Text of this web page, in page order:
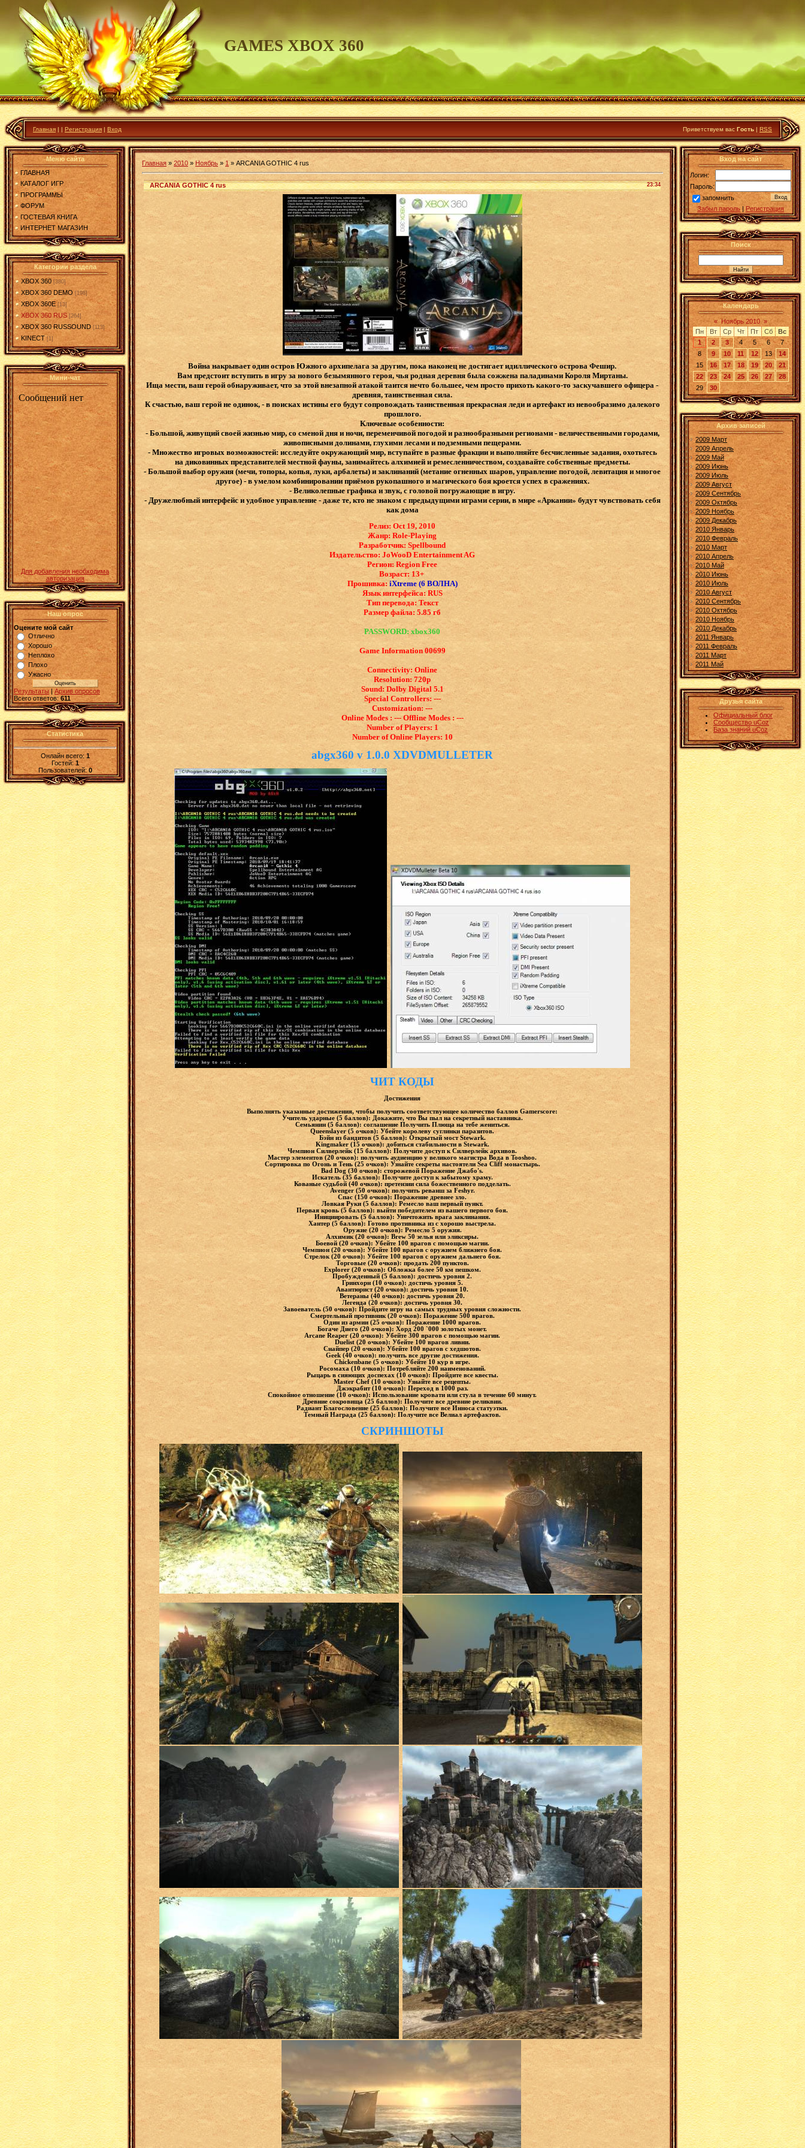
GAMES XBOX 360
Главная | | Регистрация | Вход Приветствуем вас Гость | RSS
Меню сайта
ГЛАВНАЯ
КАТАЛОГ ИГР
ПРОГРАММЫ
ФОРУМ
ГОСТЕВАЯ КНИГА
ИНТЕРНЕТ МАГАЗИН
Категории раздела
XBOX 360 [380]
XBOX 360 DEMO [198]
XBOX 360E [13]
XBOX 360 RUS [264]
XBOX 360 RUSSOUND [113]
KINECT [1]
Мини-чат
Для добавления необходима
авторизация
Наш опрос
Оцените мой сайт
Отлично
Хорошо
Неплохо
Плохо
Ужасно
Результаты | Архив опросов
Всего ответов: 611
Статистика
Онлайн всего:1
Гостей:1
Пользователей: 0
Главная » 2010 » Ноябрь » 1 » ARCANIA GOTHIC 4 rus
23:34
ARCANIA GOTHIC 4 rus
Война накрывает один остров Южного архипелага за другим, пока наконец не достигает идиллического острова Фешир.
Вам предстоит вступить в игру за нового безымянного героя, чья родная деревня была сожжена паладинами Короля Миртаны.
Ища мести, ваш герой обнаруживает, что за этой внезапной атакой таится нечто большее, чем просто прихоть какого-то заскучавшего офицера -
древняя, таинственная сила.
К счастью, ваш герой не одинок, - в поисках истины его будут сопровождать таинственная прекрасная леди и артефакт из невообразимо далекого
прошлого.
Ключевые особенности:
- Большой, живущий своей жизнью мир, со сменой дня и ночи, переменчивой погодой и разнообразными регионами - величественными городами,
живописными долинами, глухими лесами и подземными пещерами.
- Множество игровых возможностей: исследуйте окружающий мир, вступайте в разные фракции и выполняйте бесчисленные задания, охотьтесь
на диковинных представителей местной фауны, занимайтесь алхимией и ремесленничеством, создавайте собственные предметы.
- Большой выбор оружия (мечи, топоры, копья, луки, арбалеты) и заклинаний (метание огненных шаров, управление погодой, левитация и многое
другое) - в умелом комбинировании приёмов рукопашного и магического боя кроется успех в сражениях.
- Великолепные графика и звук, с головой погружающие в игру.
- Дружелюбный интерфейс и удобное управление - даже те, кто не знаком с предыдущими играми серии, в мире «Аркании» будут чувствовать себя
как дома
Релиз: Oct 19, 2010
Жанр: Role-Playing
Разработчик: Spellbound
Издательство: JoWooD Entertainment AG
Регион: Region Free
Возраст: 13+
Прошивка: iXtreme (6 ВОЛНА)
Язык интерфейса: ​RUS
Тип перевода: Текст
Размер файла: 5.85 гб
PASSWORD: xbox360
Game Information 00699
Connectivity: Online
Resolution: 720p
Sound: Dolby Digital 5.1
Special Controllers: ---
Customization: ---
Online Modes : --- Offline Modes : ---
Number of Players: 1
Number of Online Players: 10
abgx360 v 1.0.0 XDVDMULLETER
ЧИТ КОДЫ
Достижения
Выполнять указанные достижения, чтобы получить соответствующее количество баллов Gamerscore:
Учитель ударные (5 баллов): Докажите, что Вы пыл на секретный наставника.
Семьянин (5 баллов): соглашение Получить Плюща на тебе жениться.
Queenslayer (5 очков): Убейте королеву суглинки паразитов.
Бэйн из бандитов (5 баллов): Открытый мост Stewark.
Kingmaker (15 очков): добиться стабильности в Stewark.
Чемпион Силверлейк (15 баллов): Получите доступ к Силверлейк архивов.
Мастер элементов (20 очков): получить аудиенцию у великого магистра Вода в Tooshoo.
Сортировка по Огонь и Тень (25 очков): Узнайте секреты настоятели Sea Cliff монастырь.
Bad Dog (30 очков): сторожевой Поражение Джабо's.
Искатель (35 баллов): Получите доступ к забытому храму.
Кованые судьбой (40 очков): претензии сила божественного подделать.
Avenger (50 очков): получить реванш за Feshyr.
Спас (150 очков): Поражение древнее зло.
Ловкая Руки (5 баллов): Ремесло ваш первый пункт.
Первая кровь (5 баллов): выйти победителем из вашего первого боя.
Инициировать (5 баллов): Уничтожить врага заклинания.
Хантер (5 баллов): Готово противника из с хорошо выстрела.
Оружие (20 очков): Ремесло 5 оружия.
Алхимик (20 очков): Brew 50 зелья или эликсиры.
Боевой (20 очков): Убейте 100 врагов с помощью магии.
Чемпион (20 очков): Убейте 100 врагов с оружием ближнего боя.
Стрелок (20 очков): Убейте 100 врагов с оружием дальнего боя.
Торговые (20 очков): продать 200 пунктов.
Explorer (20 очков): Обложка более 50 км пешком.
Пробужденный (5 баллов): достичь уровня 2.
Гринхорн (10 очков): достичь уровня 5.
Авантюрист (20 очков): достичь уровня 10.
Ветераны (40 очков): достичь уровня 20.
Легенда (20 очков): достичь уровня 30.
Завоеватель (50 очков): Пройдите игру на самых трудных уровня сложности.
Смертельный противник (20 очков): Поражение 500 врагов.
Один из армии (25 очков): Поражение 1000 врагов.
Богаче Диего (20 очков): Хорд 200 `000 золотых монет.
Arcane Reaper (20 очков): Убейте 300 врагов с помощью магии.
Duelist (20 очков): Убейте 100 врагов ливни.
Снайпер (20 очков): Убейте 100 врагов с хедшотов.
Geek (40 очков): получить все другие достижения.
Chickenbane (5 очков): Убейте 10 кур в игре.
Росомаха (10 очков): Потребляйте 200 наименований.
Рыцарь в сияющих доспехах (10 очков): Пройдите все квесты.
Master Chef (10 очков): Узнайте все рецепты.
Джэкрабит (10 очков): Переход в 1000 раз.
Спокойное отношение (10 очков): Использование кровати или стула в течение 60 минут.
Древние сокровища (25 баллов): Получите все древние реликвии.
Радиант Благословение (25 баллов): Получите все Инноса статуэтки.
Темный Награда (25 баллов): Получите все Велиал артефактов.
СКРИНШОТЫ
Вход на сайт
Логин:
Пароль:
запомнить
Забыл пароль | Регистрация
Поиск
Календарь
« Ноябрь 2010 »
Пн
Вт Ср Чт Пт Сб
Вс
1
2 3 4 5 6
7
8
9 10 11 12 13
14
15
16 17 18 19 20
21
22
23 24 25 26 27
28
29
30
Архив записей
2009 Март
2009 Апрель
2009 Май
2009 Июнь
2009 Июль
2009 Август
2009 Сентябрь
2009 Октябрь
2009 Ноябрь
2009 Декабрь
2010 Январь
2010 Февраль
2010 Март
2010 Апрель
2010 Май
2010 Июнь
2010 Июль
2010 Август
2010 Сентябрь
2010 Октябрь
2010 Ноябрь
2010 Декабрь
2011 Январь
2011 Февраль
2011 Март
2011 Май
Друзья сайта
Официальный блог
Сообщество uCoz
База знаний uCoz